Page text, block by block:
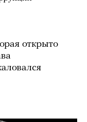
открыто